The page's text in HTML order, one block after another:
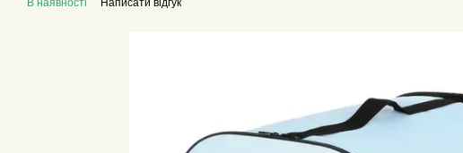
В наявності Написати відгук